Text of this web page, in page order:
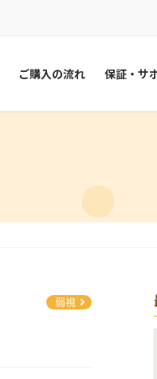
ご購入の流れ 保証・サ
弱視